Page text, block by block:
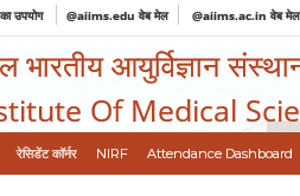
उपयोग @aiims.edu वेब मेल @aiims.ac.in वेब मेल
भारतीय आयुर्विज्ञान
Of Medical
रेसिडेंट कॉर्नर NIRF Attendance Dashboard